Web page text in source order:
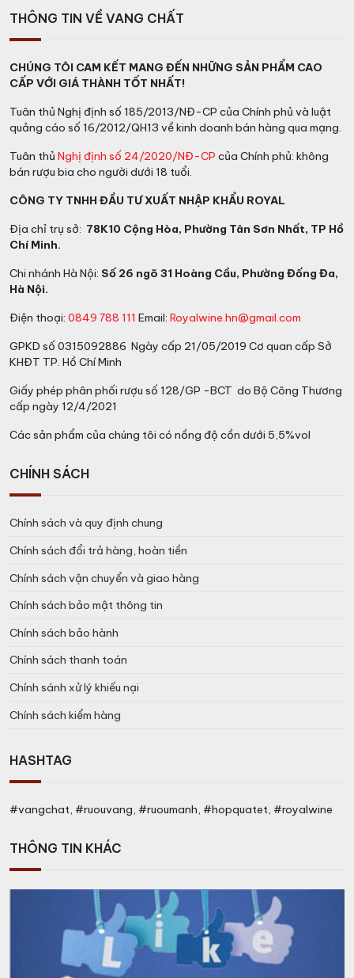
độ và sự quan tâm dành riêng cho một đứa trẻ sơ sinh.
Một nhóm gồm các nhà nông học và nhà nghiên cứu
chuyển giao các đặc thù của nho độc đáo nguyên vẹn
vào chai.
Có thể nói lên sự quyến rũ của những vùng lãnh thổ này
chúng tôi.
Rượu vang Piano Del Cerro
Màu sắc:Rượu vang có màu đỏ ruby đậm.
: Rượu có độ tinh tế và hài hòa. Lan tỏa hương
thơm của quả mọng đen, như anh đào mâm xôi hòa
hương hoa quả, hương than ấm kéo dài lưu luyến hòa
cùng hương đá ấm, hạt dẻ, kết cấu rượu chặt chẽ.
THÔNG TIN VỀ VANG CHẤT
CHÚNG TÔI CAM KẾT MANG ĐẾN NHỮNG SẢN PHẨM CAO
CẤP VỚI GIÁ THÀNH TỐT NHẤT!
Tuân thủ Nghị định số 185/2013/NĐ-CP của Chính phủ và luật
quảng cáo số 16/2012/QH13 về kinh doanh bán hàng qua mạng.
Tuân thủ Nghị định số 24/2020/NĐ-CP của Chính phủ: không
bán rượu bia cho người dưới 18 tuổi.
CÔNG TY TNHH ĐẦU TƯ XUẤT NHẬP KHẨU ROYAL
Địa chỉ trụ sở: 78K10 Cộng Hòa, Phường Tân Sơn Nhất, TP Hồ
Chí Minh.
Chi nhánh Hà Nội: Số 26 ngõ 31 Hoàng Cầu, Phường Đống Đa,
Hà Nội.
Điện thoại: 0849 788 111 Email: Royalwine.hn@gmail.com
GPKD số 0315092886 Ngày cấp 21/05/2019 Cơ quan cấp Sở
KHĐT TP. Hồ Chí Minh
Giấy phép phân phối rượu số 128/GP -BCT do Bộ Công Thương
cấp ngày 12/4/2021
Các sản phẩm của chúng tôi có nồng độ cồn dưới 5,5%vol
CHÍNH SÁCH
Chính sách và quy định chung
Chính sách đổi trả hàng, hoàn tiền
Chính sách vận chuyển và giao hàng
Chính sách bảo mật thông tin
Chính sách bảo hành
Chính sách thanh toán
Chính sánh xử lý khiếu nại
Chính sách kiểm hàng
HASHTAG
#vangchat, #ruouvang, #ruoumanh, #hopquatet, #royalwine
THÔNG TIN KHÁC